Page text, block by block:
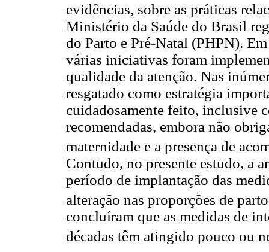
evidências, sobre as práticas
Ministério da Saúde do Brasil
do Parto e Pré-Natal (PHPN).
várias iniciativas foram
qualidade da atenção. Nas
resgatado como estratégia
cuidadosamente feito, inclusive
recomendadas, embora não
maternidade e a presença de
Contudo, no presente estudo, a
período de implantação das
alteração nas proporções de
concluíram que as medidas de
décadas têm atingido pouco ou